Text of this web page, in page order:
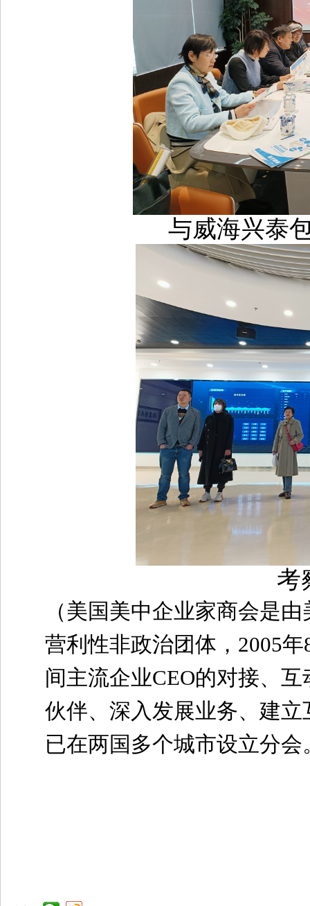
与威海兴泰
考
（美国美中企业家商会是
营利性非政治团体，2005
间主流企业CEO的对接、
伙伴、深入发展业务、建
已在两国多个城市设立分会